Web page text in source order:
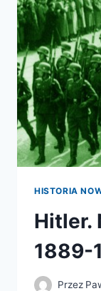
HISTORIA
Hitler.
1889-
Przez